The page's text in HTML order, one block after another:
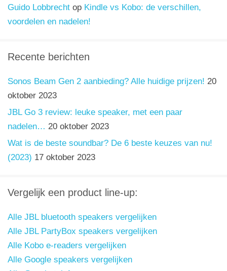
Guido Lobbrecht op Kindle vs Kobo: de verschillen,
voordelen en nadelen!
Recente berichten
Sonos Beam Gen 2 aanbieding? Alle huidige prijzen! 20
oktober 2023
JBL Go 3 review: leuke speaker, met een paar
nadelen… 20 oktober 2023
Wat is de beste soundbar? De 6 beste keuzes van nu!
(2023) 17 oktober 2023
Vergelijk een product line-up:
Alle JBL bluetooth speakers vergelijken
Alle JBL PartyBox speakers vergelijken
Alle Kobo e-readers vergelijken
Alle Google speakers vergelijken